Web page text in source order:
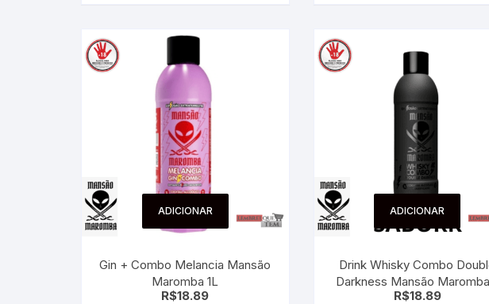
ADICIONAR
Gin + Combo Melancia Mansão
Maromba 1L
R$18.89
ADICIONAR
Drink Whisky Combo
Darkness Mansão Maromba
R$18.89